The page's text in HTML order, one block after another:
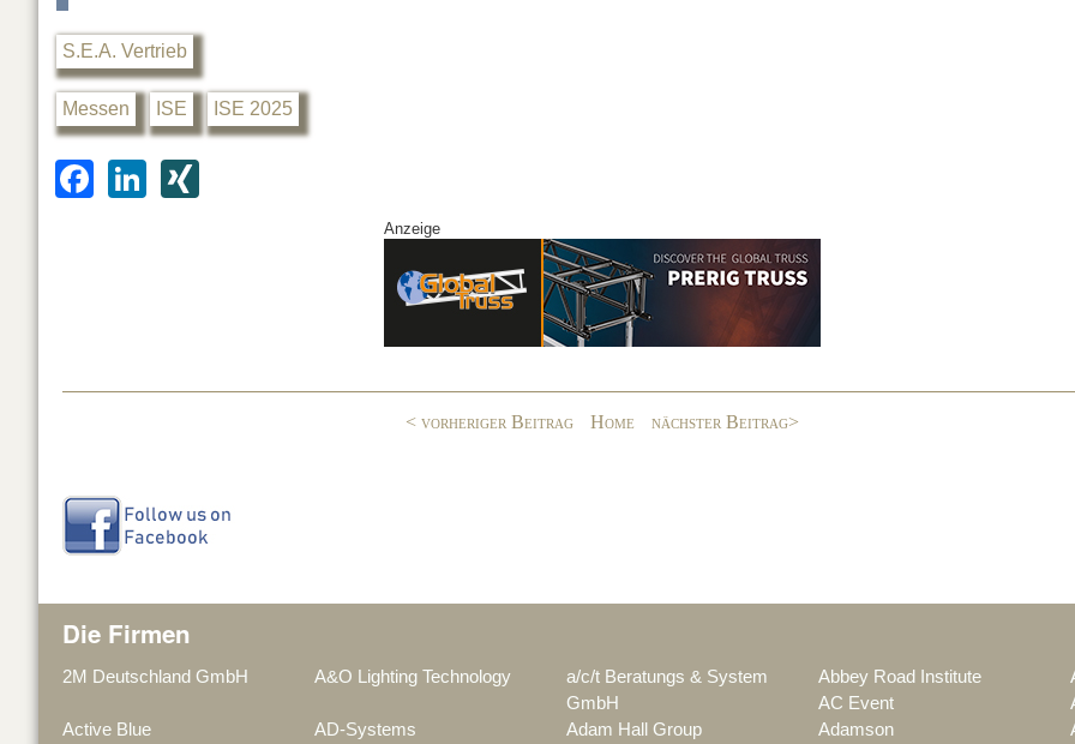
S.E.A. Vertrieb
Messen ISE ISE 2025
F
o
Li
Anzeige
< vorheriger Beitrag Home nächster Beitrag>
Die Firmen
2M Deutschland GmbH A&O Lighting Technology
a/c/t Beratungs & System
GmbH
Abbey Road Institute
AC Event
Active Blue
AD-Systems Adam Hall Group Adamson